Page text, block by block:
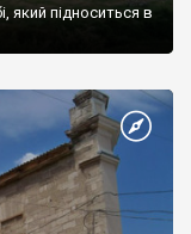
який підноситься в